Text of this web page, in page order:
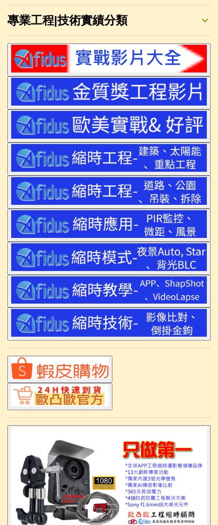
專業工程|技術實績分類